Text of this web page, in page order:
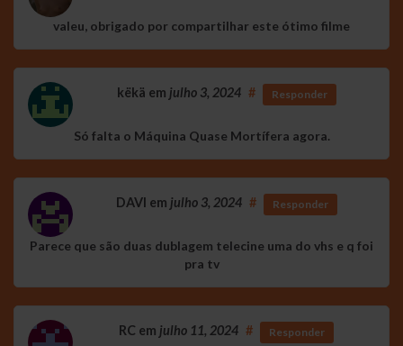
valeu, obrigado por compartilhar este ótimo filme
këkä em julho 3, 2024 # Responder
Só falta o Máquina Quase Mortífera agora.
DAVI em julho 3, 2024 # Responder
Parece que são duas dublagem telecine uma do vhs e q foi
pra tv
RC em julho 11, 2024 # Responder